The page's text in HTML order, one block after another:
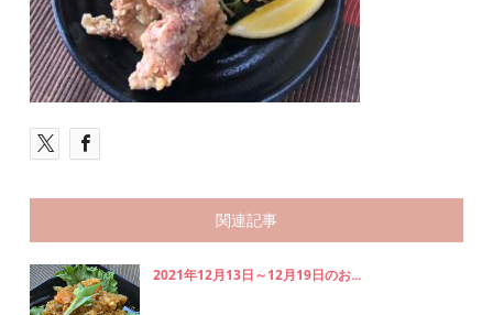
関連記事
2021年12月13日～12月19日のお...